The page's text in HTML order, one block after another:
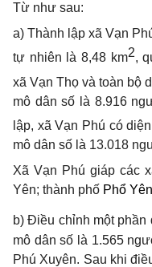
Từ như sau:
a) Thành lập xã Vạn
tự nhiên là 8,48 km2,
xã Vạn Thọ và toàn bộ
mô dân số là 8.916
lập, xã Vạn Phú có
mô dân số là 13.018
Xã Vạn Phú giáp các
Yên; thành phố Phổ Yên
b) Điều chỉnh một phần
mô dân số là 1.565
Phú Xuyên. Sau khi